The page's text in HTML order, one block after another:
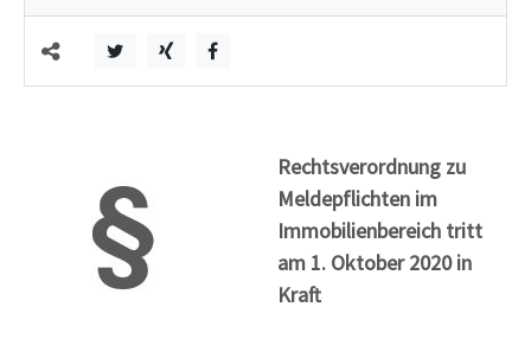
Rechtsverordnung zu
Meldepflichten im
Immobilienbereich tritt
am 1. Oktober 2020 in
Kraft